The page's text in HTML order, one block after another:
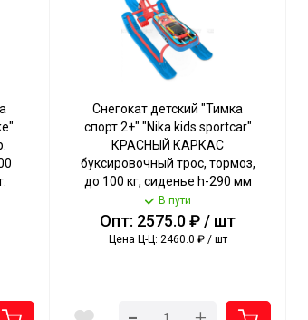
Снегокат детский "Тимка
спорт 2+" "Nika kids sportcar"
КРАСНЫЙ КАРКАС
буксировочный трос, тормоз,
до 100 кг, сиденье h-290 мм
арт. ТС2+/SC NIKA [1]
В пути
Опт: 2575.0 ₽ / шт
Цена Ц-Ц: 2460.0 ₽ / шт